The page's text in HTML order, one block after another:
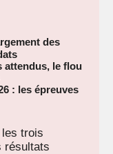
des
attendus, le flou
: les épreuves
trois
résultats